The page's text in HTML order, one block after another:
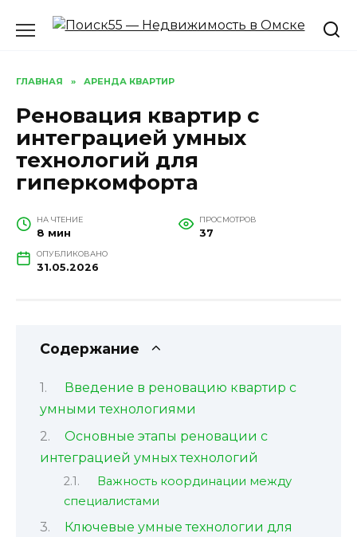
ГЛАВНАЯ » АРЕНДА КВАРТИР
Реновация квартир с
интеграцией умных
технологий для
гиперкомфорта
НА ЧТЕНИЕ
8 мин
ПРОСМОТРОВ
37
ОПУБЛИКОВАНО
31.05.2026
Содержание
Введение в реновацию квартир с
умными технологиями
Основные этапы реновации с
интеграцией умных технологий
Важность координации между
специалистами
Ключевые умные технологии для